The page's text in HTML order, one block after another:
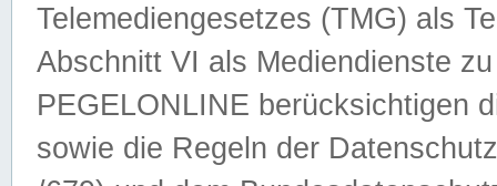
Telemediengesetzes (TMG) als
Abschnitt VI als Mediendienste
PEGELONLINE berücksichtigen
sowie die Regeln der